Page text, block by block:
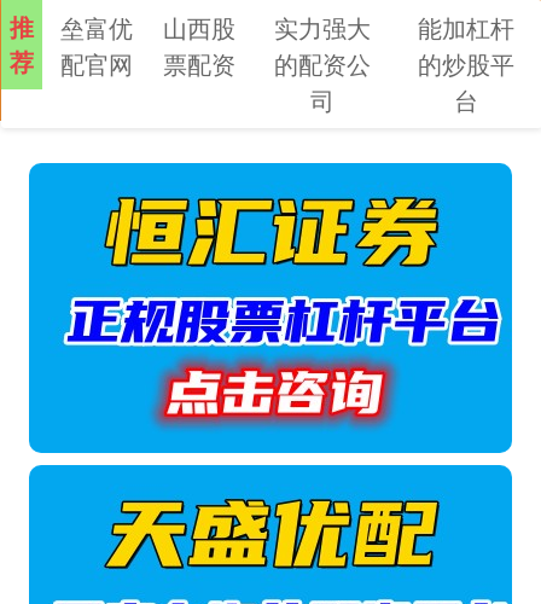
推
荐
垒富优
配官网
山西股
票配资
实力强大
的配资公
司
能加杠杆
的炒股平
台